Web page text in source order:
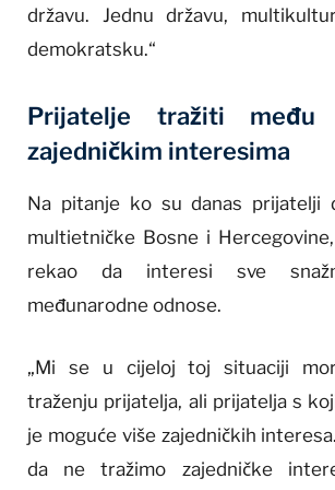
državu. Jednu državu,
demokratsku.“
Prijatelje tražiti među
zajedničkim interesima
Na pitanje ko su danas prijatelji
multietničke Bosne i
rekao da interesi sve
međunarodne odnose.
„Mi se u cijeloj toj situaciji
traženju prijatelja, ali prijatelja s
je moguće više zajedničkih
da ne tražimo zajedničke